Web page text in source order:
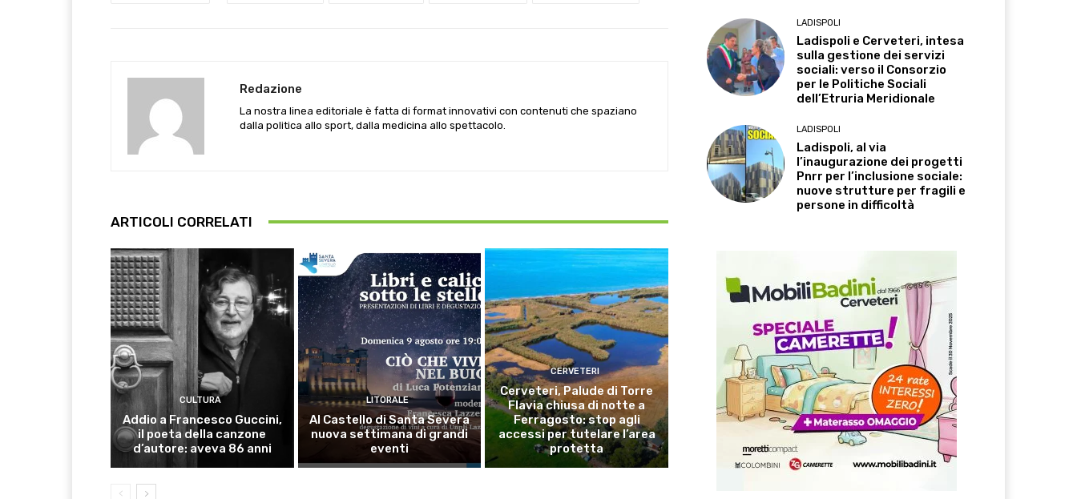
Redazione
La nostra linea editoriale è fatta di format innovativi con contenuti che spaziano
dalla politica allo sport, dalla medicina allo spettacolo.
ARTICOLI CORRELATI
CULTURA
Addio a Francesco Guccini,
il poeta della canzone
d’autore: aveva 86 anni
LITORALE
Al Castello di Santa Severa
nuova settimana di grandi
eventi
CERVETERI
Cerveteri, Palude di Torre
Flavia chiusa di notte a
Ferragosto: stop agli
accessi per tutelare l’area
protetta
LADISPOLI
Ladispoli e Cerveteri, intesa
sulla gestione dei servizi
sociali: verso il Consorzio
per le Politiche Sociali
dell’Etruria Meridionale
LADISPOLI
Ladispoli, al via
l’inaugurazione dei progetti
Pnrr per l’inclusione sociale:
nuove strutture per fragili e
persone in difficoltà